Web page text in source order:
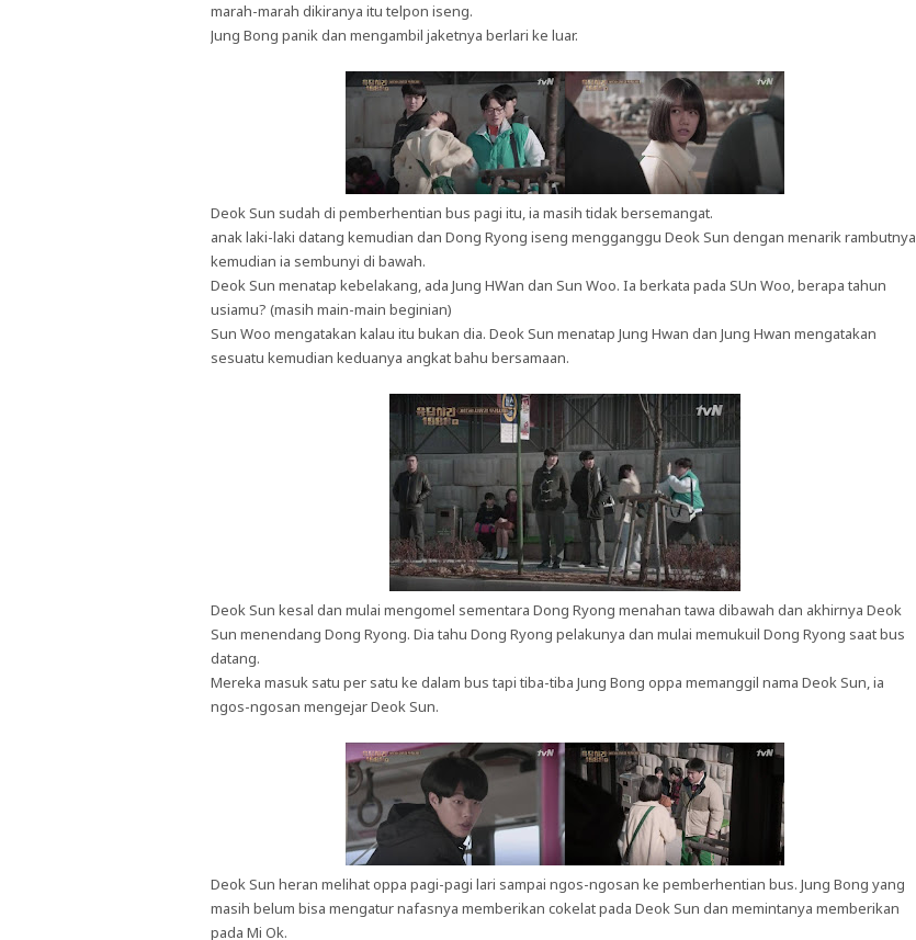
marah-marah dikiranya itu telpon iseng.
Jung Bong panik dan mengambil jaketnya berlari ke luar.
Deok Sun sudah di pemberhentian bus pagi itu, ia masih tidak bersemangat.
anak laki-laki datang kemudian dan Dong Ryong iseng mengganggu Deok Sun dengan menarik rambutnya
kemudian ia sembunyi di bawah.
Deok Sun menatap kebelakang, ada Jung HWan dan Sun Woo. Ia berkata pada SUn Woo, berapa tahun
usiamu? (masih main-main beginian)
Sun Woo mengatakan kalau itu bukan dia. Deok Sun menatap Jung Hwan dan Jung Hwan mengatakan
sesuatu kemudian keduanya angkat bahu bersamaan.
Deok Sun kesal dan mulai mengomel sementara Dong Ryong menahan tawa dibawah dan akhirnya Deok
Sun menendang Dong Ryong. Dia tahu Dong Ryong pelakunya dan mulai memukuil Dong Ryong saat bus
datang.
Mereka masuk satu per satu ke dalam bus tapi tiba-tiba Jung Bong oppa memanggil nama Deok Sun, ia
ngos-ngosan mengejar Deok Sun.
Deok Sun heran melihat oppa pagi-pagi lari sampai ngos-ngosan ke pemberhentian bus. Jung Bong yang
masih belum bisa mengatur nafasnya memberikan cokelat pada Deok Sun dan memintanya memberikan
pada Mi Ok.